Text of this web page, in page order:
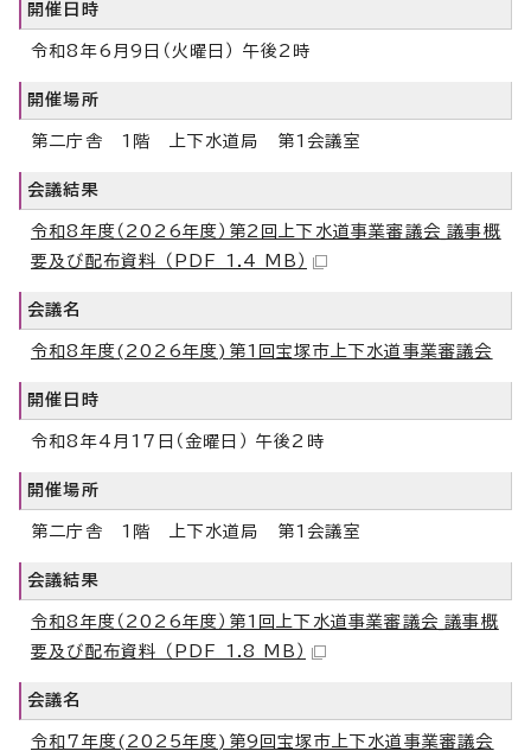
開催日時
令和8年6月9日（火曜日） 午後2時
開催場所
第二庁舎 1階 上下水道局 第1会議室
会議結果
令和8年度（2026年度）第2回上下水道事業審議会_議事概
要及び配布資料 （PDF 1.4 MB）
会議名
令和8年度(2026年度)第1回宝塚市上下水道事業審議会
開催日時
令和8年4月17日（金曜日） 午後2時
開催場所
第二庁舎 1階 上下水道局 第1会議室
会議結果
令和8年度（2026年度）第1回上下水道事業審議会_議事概
要及び配布資料 （PDF 1.8 MB）
会議名
令和7年度(2025年度)第9回宝塚市上下水道事業審議会